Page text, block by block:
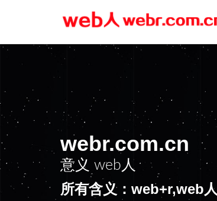
webr.com.cn
意义 web人
所有含义：web+r,web人